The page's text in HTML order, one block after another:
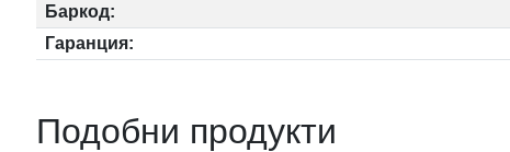
Баркод:
Гаранция:
Подобни продукти